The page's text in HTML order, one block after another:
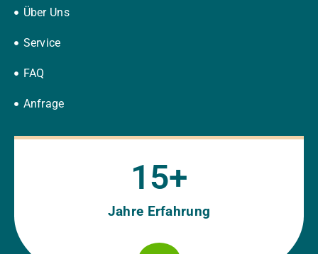
Über Uns
Service
FAQ
Anfrage
Jahre Erfahrung
15+